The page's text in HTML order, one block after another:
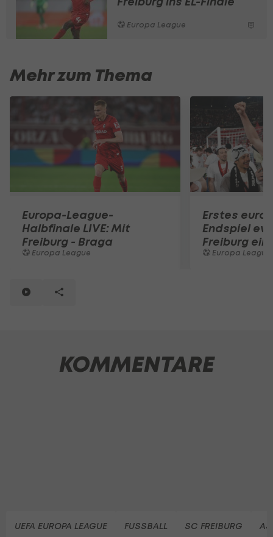
Europa League
Mehr zum Thema
Europa-League-
Halbfinale LIVE: Mit
Freiburg - Braga
Europa League
Erstes
Endspiel
Freiburg
Europa League
KOMMENTARE
UEFA EUROPA LEAGUE FUSSBALL SC FREIBURG